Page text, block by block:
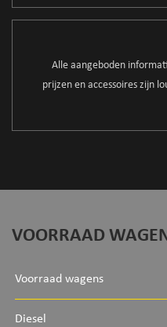
Alle aangeboden
prijzen en accessoires zijn
VOORRAAD
Voorraad wagens
Diesel